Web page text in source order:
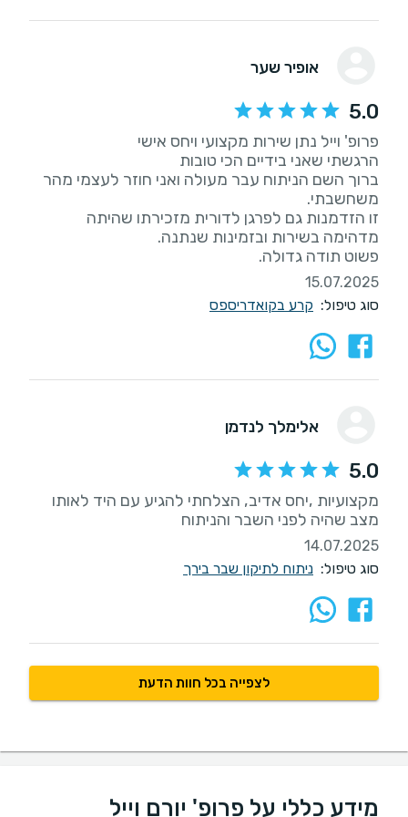
אופיר שער
5.0
ברוך השם הניתוח עבר מעולה ואני חוזר לעצמי מהר
זו הזדמנות גם לפרגן לדורית מזכירתו שהיתה
פשוט תודה גדולה.
15.07.2025
סוג טיפול: קרע בקואדריספס
אלימלך לנדמן
5.0
מקצועיות ,יחס אדיב, הצלחתי להגיע עם היד לאותו
מצב שהיה לפני השבר והניתוח
14.07.2025
סוג טיפול: ניתוח לתיקון שבר בירך
לצפייה בכל חוות הדעת
מידע כללי על פרופ' יורם וייל